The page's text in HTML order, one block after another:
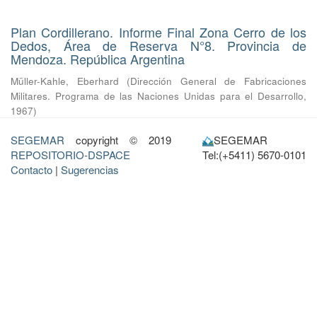
Plan Cordillerano. Informe Final Zona Cerro de los
Dedos, Área de Reserva N°8. Provincia de
Mendoza. República Argentina
Müller-Kahle, Eberhard (Dirección General de Fabricaciones
Militares. Programa de las Naciones Unidas para el Desarrollo,
1967)
SEGEMAR copyright © 2019
REPOSITORIO-DSPACE
Contacto | Sugerencias
SEGEMAR
Tel:(+5411) 5670-0101